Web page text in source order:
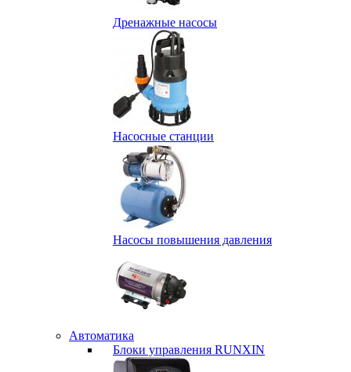
Дренажные насосы
Насосные станции
Насосы повышения давления
Автоматика
Блоки управления RUNXIN